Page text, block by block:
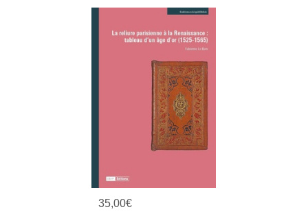
35,00€